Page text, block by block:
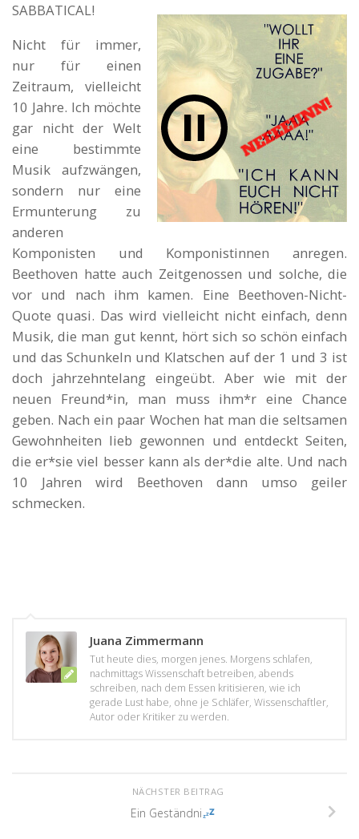
SABBATICAL!
Nicht für immer,
nur für einen
Zeitraum, vielleicht
10 Jahre. Ich möchte
gar nicht der Welt
eine bestimmte
Musik aufzwängen,
sondern nur eine
Ermunterung zu
anderen
Komponisten und Komponistinnen anregen.
Beethoven hatte auch Zeitgenossen und solche, die
vor und nach ihm kamen. Eine Beethoven-Nicht-
Quote quasi. Das wird vielleicht nicht einfach, denn
Musik, die man gut kennt, hört sich so schön einfach
und das Schunkeln und Klatschen auf der 1 und 3 ist
doch jahrzehntelang eingeübt. Aber wie mit der
neuen Freund*in, man muss ihm*r eine Chance
geben. Nach ein paar Wochen hat man die seltsamen
Gewohnheiten lieb gewonnen und entdeckt Seiten,
die er*sie viel besser kann als der*die alte. Und nach
10 Jahren wird Beethoven dann umso geiler
schmecken.
Juana Zimmermann
Tut heute dies, morgen jenes. Morgens schlafen,
nachmittags Wissenschaft betreiben, abends
schreiben, nach dem Essen kritisieren, wie ich
gerade Lust habe, ohne je Schläfer, Wissenschaftler,
Autor oder Kritiker zu werden.
NÄCHSTER BEITRAG
Ein Geständni